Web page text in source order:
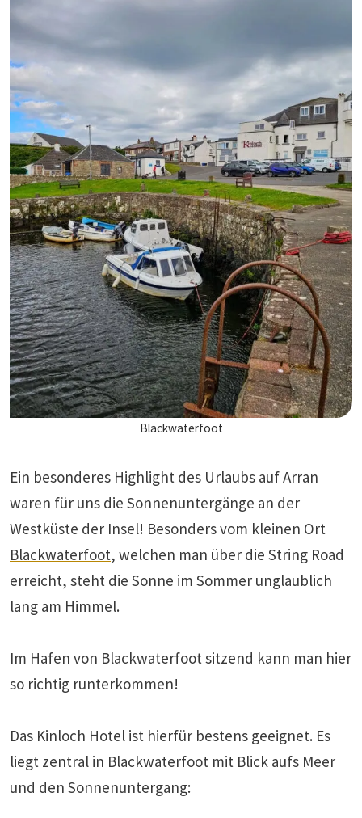
Blackwaterfoot
Ein besonderes Highlight des Urlaubs auf Arran
waren für uns die Sonnenuntergänge an der
Westküste der Insel! Besonders vom kleinen Ort
Blackwaterfoot, welchen man über die String Road
erreicht, steht die Sonne im Sommer unglaublich
lang am Himmel.
Im Hafen von Blackwaterfoot sitzend kann man hier
so richtig runterkommen!
Das Kinloch Hotel ist hierfür bestens geeignet. Es
liegt zentral in Blackwaterfoot mit Blick aufs Meer
und den Sonnenuntergang: